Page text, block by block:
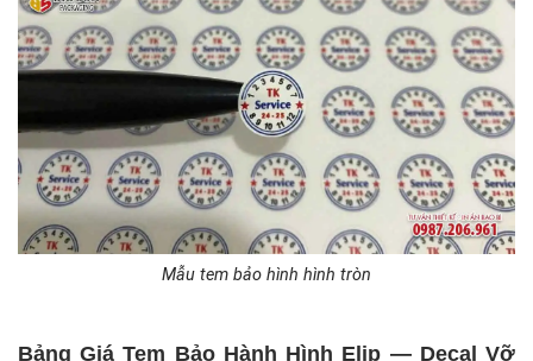
Mẫu tem bảo hình hình tròn
Bảng Giá Tem Bảo Hành Hình Elip — Decal Vỡ